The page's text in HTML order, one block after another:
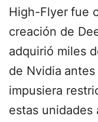
High-Flyer fue
creación de
adquirió miles
de Nvidia
impusiera
estas unidades